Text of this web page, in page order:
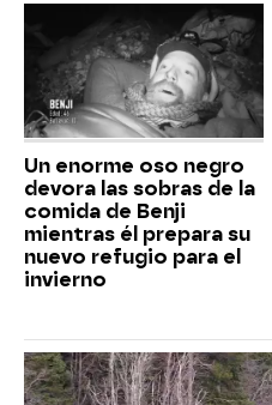
Un enorme oso negro
devora las sobras de la
comida de Benji
mientras él prepara su
nuevo refugio para el
invierno